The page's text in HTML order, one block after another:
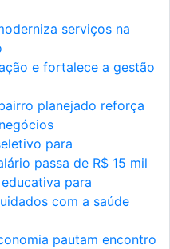
serviços na
e fortalece a gestão
planejado reforça
para
passa de R$ 15 mil
para
com a saúde
pautam encontro